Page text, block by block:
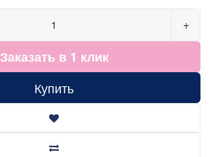
+
Заказать в 1 клик
Купить